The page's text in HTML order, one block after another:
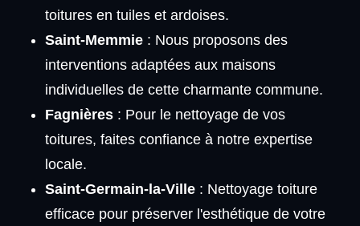
toitures en tuiles et ardoises.
Saint-Memmie: Nous proposons des
interventions adaptées aux maisons
individuelles de cette charmante commune.
Fagnières: Pour le nettoyage de vos
toitures, faites confiance à notre expertise
locale.
Saint-Germain-la-Ville: Nettoyage toiture
efficace pour préserver l'esthétique de votre